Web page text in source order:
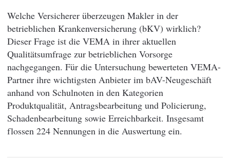
Welche Versicherer überzeugen Makler in der
betrieblichen Krankenversicherung (bKV) wirklich?
Dieser Frage ist die VEMA in ihrer aktuellen
Qualitätsumfrage zur betrieblichen Vorsorge
nachgegangen. Für die Untersuchung bewerteten VEMA-
Partner ihre wichtigsten Anbieter im bAV-Neugeschäft
anhand von Schulnoten in den Kategorien
Produktqualität, Antragsbearbeitung und Policierung,
Schadenbearbeitung sowie Erreichbarkeit. Insgesamt
flossen 224 Nennungen in die Auswertung ein.